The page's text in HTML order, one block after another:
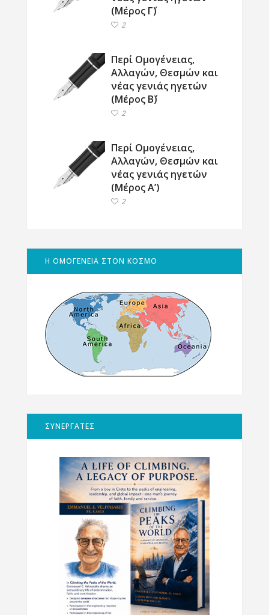
(Μέρος Γ΄)
2
Περί Ομογένειας,
Αλλαγών, Θεσμών και
νέας γενιάς ηγετών
(Μέρος Β΄)
2
Περί Ομογένειας,
Αλλαγών, Θεσμών και
νέας γενιάς ηγετών
(Μέρος Α’)
2
Η ΟΜΟΓΕΝΕΙΑ ΣΤΟΝ ΚΟΣΜΟ
ΣΥΝΕΡΓΑΤΕΣ